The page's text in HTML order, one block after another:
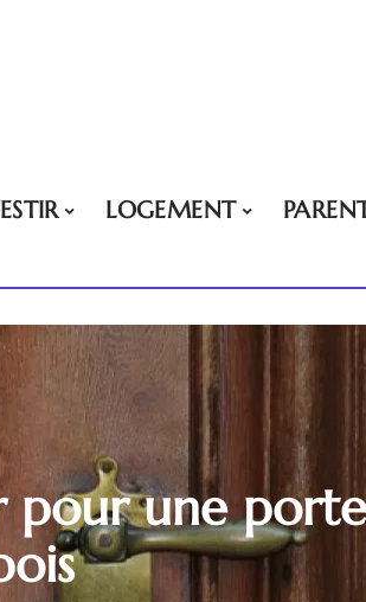
LOGEMENT
pour une porte